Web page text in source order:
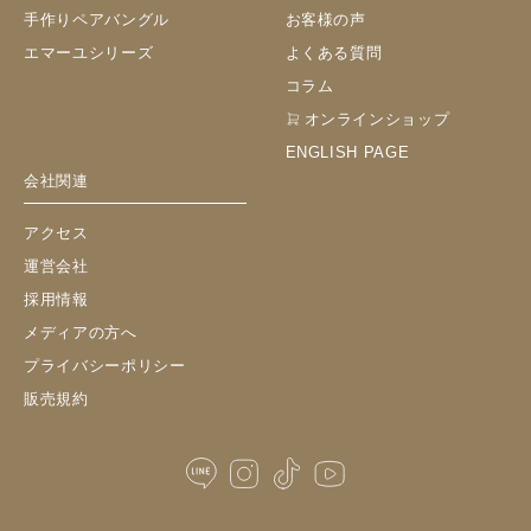
手作りペアバングル
エマーユシリーズ
お客様の声
よくある質問
コラム
オンラインショップ
ENGLISH PAGE
会社関連
アクセス
運営会社
採用情報
メディアの方へ
プライバシーポリシー
販売規約